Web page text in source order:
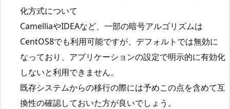
化方式について
CamelliaやIDEAなど、一部の暗号アルゴリズムは
CentOS8でも利用可能ですが、デフォルトでは無効に
なっており、アプリケーションの設定で明示的に有効化
しないと利用できません。
既存システムからの移行の際には予めこの点を含めて互
換性の確認しておいた方が良いでしょう。